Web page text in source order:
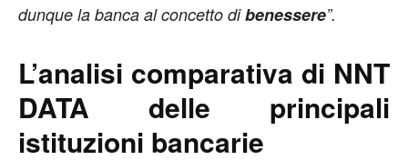
dunque la banca al concetto dibenessere”.
L’analisi comparativa di NNT
DATA delle principali
istituzioni bancarie